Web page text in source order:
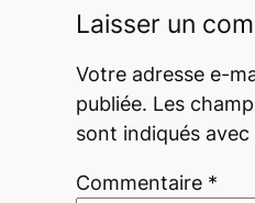
Laisser un
Votre adresse e-
publiée. Les
sont indiqués avec
Commentaire *